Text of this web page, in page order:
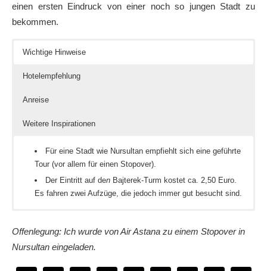
einen ersten Eindruck von einer noch so jungen Stadt zu
bekommen.
Wichtige Hinweise
Hotelempfehlung
Anreise
Weitere Inspirationen
Für eine Stadt wie Nursultan empfiehlt sich eine geführte
Tour (vor allem für einen Stopover).
Der Eintritt auf den Bajterek-Turm kostet ca. 2,50 Euro.
Es fahren zwei Aufzüge, die jedoch immer gut besucht sind.
Nacht kostet dort ca. 79 Euro pro Nacht – im Stopoverangebot
Nursultan/Astana. Flüge sind ab 500 Euro (Hin und Rückflug)
Kasachstan gefragt
Heimat in Kasachstan
Offenlegung: Ich wurde von Air Astana zu einem Stopover in
Nursultan eingeladen.